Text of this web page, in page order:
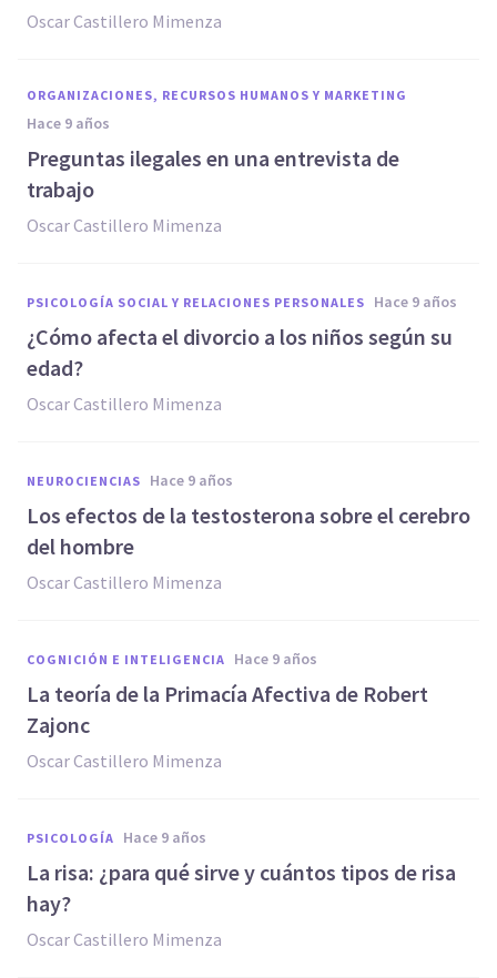
Oscar Castillero Mimenza
ORGANIZACIONES, RECURSOS HUMANOS Y MARKETING
hace 9 años
Preguntas ilegales en una entrevista de
trabajo
Oscar Castillero Mimenza
PSICOLOGÍA SOCIAL Y RELACIONES PERSONALES hace 9 años
¿Cómo afecta el divorcio a los niños según su
edad?
Oscar Castillero Mimenza
NEUROCIENCIAS hace 9 años
Los efectos de la testosterona sobre el cerebro
del hombre
Oscar Castillero Mimenza
COGNICIÓN E INTELIGENCIA hace 9 años
​La teoría de la Primacía Afectiva de Robert
Zajonc
Oscar Castillero Mimenza
PSICOLOGÍA hace 9 años
La risa: ¿para qué sirve y cuántos tipos de risa
hay?
Oscar Castillero Mimenza